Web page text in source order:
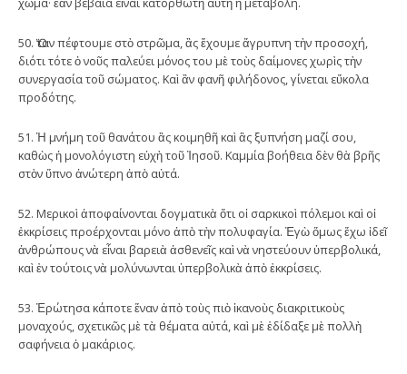
50. Ὅταν πέφτουμε στὸ στρῶμα, ἂς ἔχουμε ἄγρυπνη τὴν προσοχή,
διότι τότε ὁ νοῦς παλεύει μόνος του μὲ τοὺς δαίμονες χωρὶς τὴν
συνεργασία τοῦ σώματος. Καὶ ἂν φανῆ φιλήδονος, γίνεται εὔκολα
προδότης.
51. Ἡ μνήμη τοῦ θανάτου ἂς κοιμηθῆ καὶ ἂς ξυπνήση μαζί σου,
καθὼς ἡ μονολόγιστη εὐχὴ τοῦ Ἰησοῦ. Καμμία βοήθεια δὲν θὰ βρῆς
στὸν ὕπνο ἀνώτερη ἀπὸ αὐτά.
52. Μερικοὶ ἀποφαίνονται δογματικὰ ὅτι οἱ σαρκικοὶ πόλεμοι καὶ οἱ
ἐκκρίσεις προέρχονται μόνο ἀπὸ τὴν πολυφαγία. Ἐγὼ ὅμως ἔχω ἰδεῖ
ἀνθρώπους νὰ εἶναι βαρειὰ ἀσθενεῖς καὶ νὰ νηστεύουν ὑπερβολικά,
καὶ ἐν τούτοις νὰ μολύνωνται ὑπερβολικὰ ἀπὸ ἐκκρίσεις.
53. Ἐρώτησα κάποτε ἕναν ἀπὸ τοὺς πιὸ ἱκανοὺς διακριτικοὺς
μοναχούς, σχετικῶς μὲ τὰ θέματα αὐτά, καὶ μὲ ἐδίδαξε μὲ πολλὴ
σαφήνεια ὁ μακάριος.